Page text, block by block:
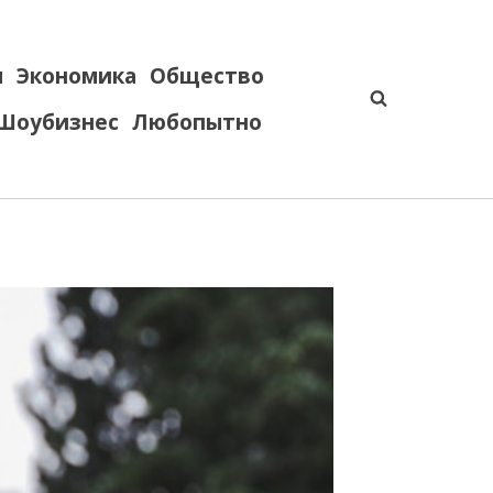
Экономика Общество
Любопытно